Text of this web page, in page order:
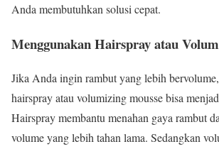
Anda membutuhkan solusi cepat.
Menggunakan Hairspray atau
Jika Anda ingin rambut yang lebih
hairspray atau volumizing mousse bisa
Hairspray membantu menahan gaya rambut
volume yang lebih tahan lama. Sedangkan